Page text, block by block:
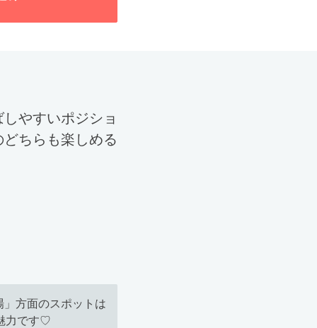
やすいポジショ
ちらも楽しめる
」方面のスポットは
力です♡